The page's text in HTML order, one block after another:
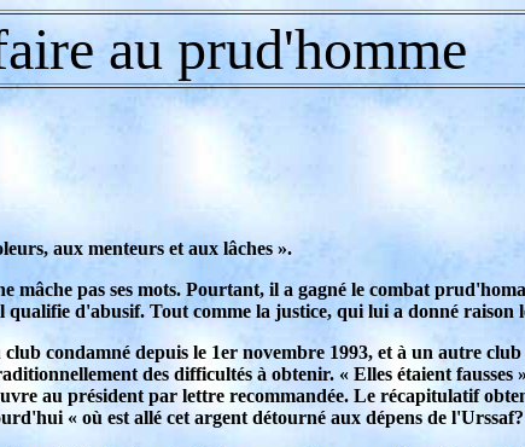
au prud'homme
aux menteurs et aux lâches ».
pas ses mots. Pourtant, il a gagné le combat
qualifie d'abusif. Tout comme la justice, qui lui a donné raison
condamné depuis le 1er novembre 1993, et à un autre
des difficultés à obtenir. « Elles étaient
au président par lettre recommandée. Le récapitulatif
« où est allé cet argent détourné aux dépens de